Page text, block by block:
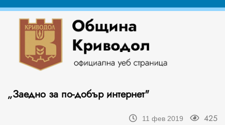
„Заедно за по-добър интернет"
11 фев 2019 425